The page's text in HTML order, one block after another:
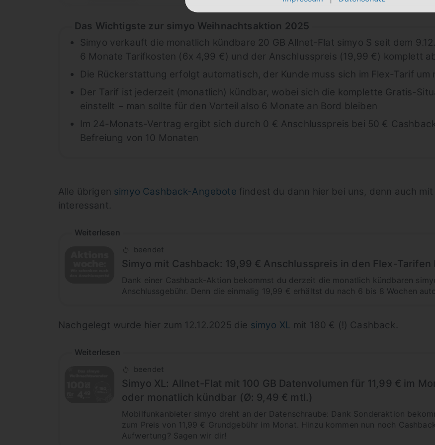
Das Wichtigste zur simyo Weihnachtsaktion 2025
Simyo verkauft die monatlich kündbare 20 GB Allnet-Flat simyo S seit dem
6 Monate Tarifkosten (6x 4,99 €) und der Anschlusspreis (19,99 €) komplett
Die Rückerstattung erfolgt automatisch, der Kunde muss sich im Flex-Tarif um
Der Tarif ist jederzeit (monatlich) kündbar, wobei sich die komplette Gratis-
einstellt − man sollte für den Vorteil also 6 Monate an Bord bleiben
Im 24-Monats-Vertrag ergibt sich durch 0 € Anschlusspreis bei 50 €
Befreiung von 10 Monaten
Alle übrigen simyo Cashback-Angebote findest du dann hier bei uns, denn auch
interessant.
Weiterlesen
beendet
Simyo mit Cashback: 19,99 € Anschlusspreis in den Flex-Tarifen
Dank einer Cashback-Aktion bekommst du derzeit die monatlich kündbaren
Anschlussgebühr. Denn die einmalig 19,99 € erhältst du nach 6 bis 8 Wochen
Nachgelegt wurde hier zum 12.12.2025 die simyo XL mit 180 € (!) Cashback.
Weiterlesen
beendet
Simyo XL: Allnet-Flat mit 100 GB Datenvolumen für 11,99 € im
oder monatlich kündbar (Ø: 9,49 € mtl.)
Mobilfunkanbieter simyo dreht an der Datenschraube: Dank Sonderaktion
zum Preis von 11,99 € Grundgebühr im Monat. Hinzu kommen nun noch
Aufwertung? Sagen wir dir!